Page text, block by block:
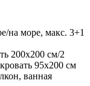
на море, макс. 3+1
200х200 см/2
95х200 см
ванная